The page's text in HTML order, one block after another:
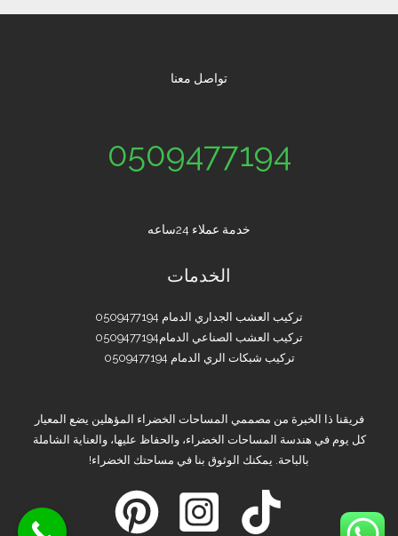
تواصل معنا
0509477194
خدمة عملاء 24ساعه
الخدمات
تركيب العشب الجداري الدمام 0509477194
تركيب العشب الصناعي الدمام0509477194
تركيب شبكات الري الدمام 0509477194
فريقنا ذا الخبرة من مصممي المساحات الخضراء المؤهلين يضع المعيار
كل يوم في هندسة المساحات الخضراء، والحفاظ عليها، والعناية الشاملة
بالباحة. يمكنك الوثوق بنا في مساحتك الخضراء!